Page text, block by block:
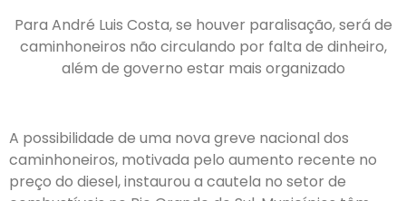
Para André Luis Costa, se houver paralisação, será de
caminhoneiros não circulando por falta de dinheiro,
além de governo estar mais organizado
A possibilidade de uma nova greve nacional dos
caminhoneiros, motivada pelo aumento recente no
preço do diesel, instaurou a cautela no setor de